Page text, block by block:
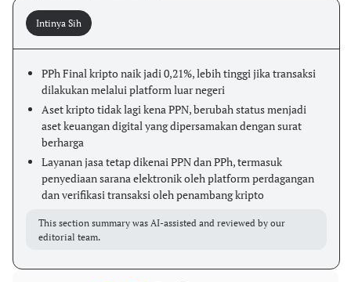
Intinya Sih
PPh Final kripto naik jadi 0,21%, lebih tinggi jika transaksi
dilakukan melalui platform luar negeri
Aset kripto tidak lagi kena PPN, berubah status menjadi
aset keuangan digital yang dipersamakan dengan surat
berharga
Layanan jasa tetap dikenai PPN dan PPh, termasuk
penyediaan sarana elektronik oleh platform perdagangan
dan verifikasi transaksi oleh penambang kripto
This section summary was AI-assisted and reviewed by our
editorial team.